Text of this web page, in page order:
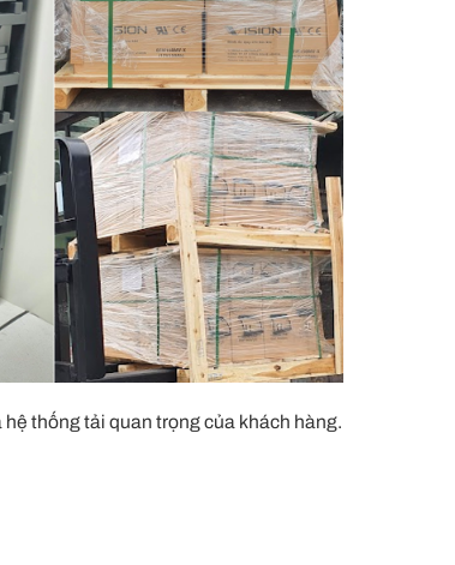
thống tải quan trọng của khách hàng.